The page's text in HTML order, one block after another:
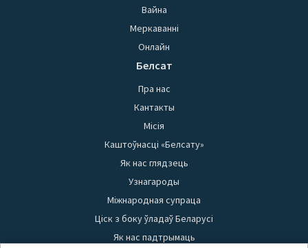
Вайна
Меркаванні
Онлайн
Белсат
Пра нас
Кантакты
Місія
Каштоўнасці «Белсату»
Як нас глядзець
Узнагароды
Міжнародная супраца
Ціск з боку ўладаў Беларусі
Як нас падтрымаць